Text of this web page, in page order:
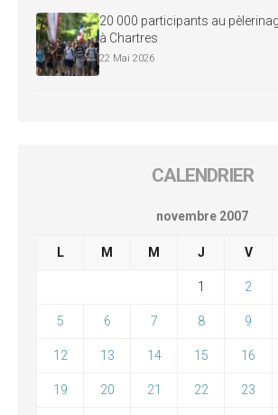
20 000 participants au
à Chartres
22 Mai 2026
CALENDRIER
novembre 2007
L M M J V
1 2
5 6 7 8 9
12 13 14 15 16
19 20 21 22 23